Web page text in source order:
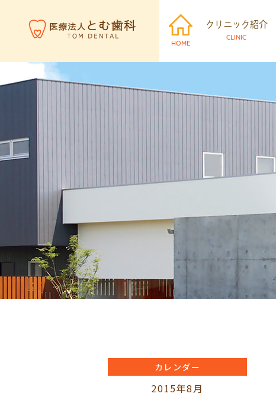
HOME
クリニック紹介
CLINIC
カレンダー
2015年8月